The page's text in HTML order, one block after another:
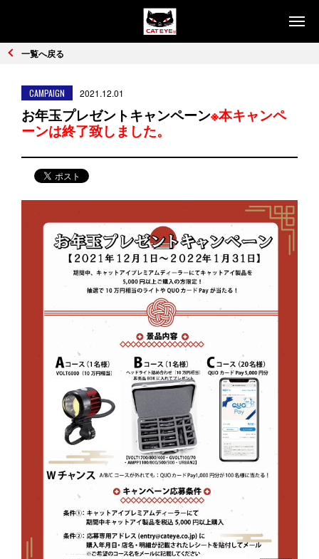
製品情報
コンピュータ サイクルアクセサリー
リフレクター
コラム
販売店
お問い合わせ・サポート
お問い合わせ・サポート Q&A
ユーザー登録
限定モデル
オンラインストア
キャットアイについて
CATEYE CHANNEL
メルマガ登録
一覧へ戻る
CAMPAIGN 2021.12.01
お年玉プレゼントキャンペーン※本キャンペ
ーンは終了致しました。